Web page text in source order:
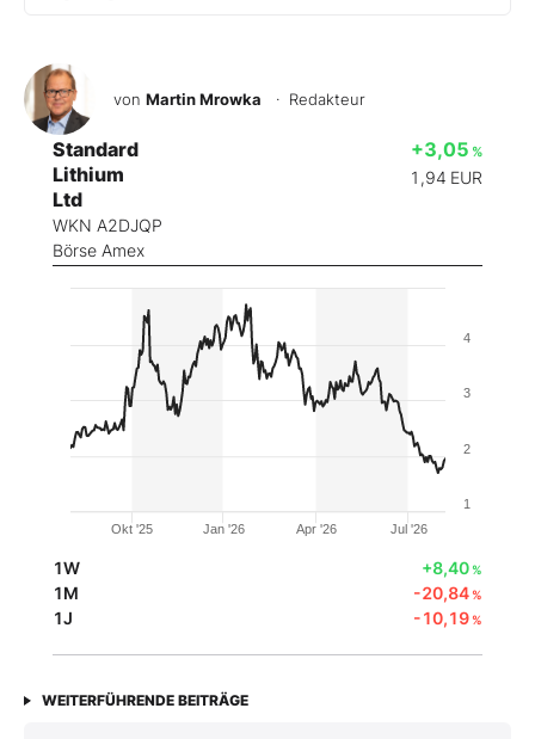
von Martin Mrowka · Redakteur
Standard
Lithium
Ltd
WKN A2DJQP
Börse Amex
+3,05 %
1,94 EUR
Okt '25 Jan '26 Apr '26 Jul '26
1
2
3
4
1W +8,40%
1M -20,84%
1J -10,19%
WEITERFÜHRENDE BEITRÄGE